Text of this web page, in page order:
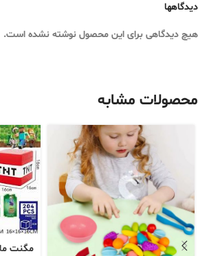
دیدگاهها
هیچ دیدگاهی برای این محصول نوشته نشده است.
محصولات مشابه
مگنت